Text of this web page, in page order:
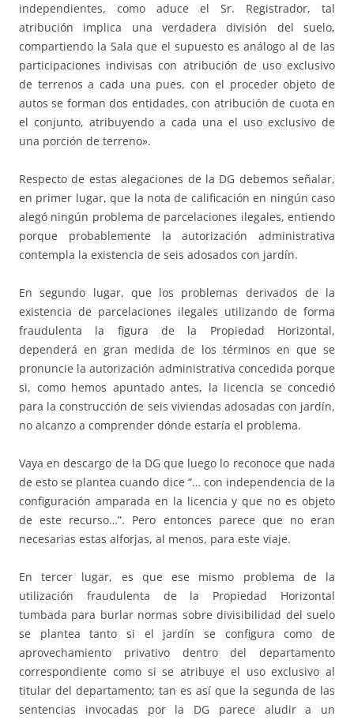
independientes, como aduce el Sr. Registrador, tal
atribución implica una verdadera división del suelo,
compartiendo la Sala que el supuesto es análogo al de las
participaciones indivisas con atribución de uso exclusivo
de terrenos a cada una pues, con el proceder objeto de
autos se forman dos entidades, con atribución de cuota en
el conjunto, atribuyendo a cada una el uso exclusivo de
una porción de terreno».
Respecto de estas alegaciones de la DG debemos señalar,
en primer lugar, que la nota de calificación en ningún caso
alegó ningún problema de parcelaciones ilegales, entiendo
porque probablemente la autorización administrativa
contempla la existencia de seis adosados con jardín.
En segundo lugar, que los problemas derivados de la
existencia de parcelaciones ilegales utilizando de forma
fraudulenta la figura de la Propiedad Horizontal,
dependerá en gran medida de los términos en que se
pronuncie la autorización administrativa concedida porque
si, como hemos apuntado antes, la licencia se concedió
para la construcción de seis viviendas adosadas con jardín,
no alcanzo a comprender dónde estaría el problema.
Vaya en descargo de la DG que luego lo reconoce que nada
de esto se plantea cuando dice “… con independencia de la
configuración amparada en la licencia y que no es objeto
de este recurso…”. Pero entonces parece que no eran
necesarias estas alforjas, al menos, para este viaje.
En tercer lugar, es que ese mismo problema de la
utilización fraudulenta de la Propiedad Horizontal
tumbada para burlar normas sobre divisibilidad del suelo
se plantea tanto si el jardín se configura como de
aprovechamiento privativo dentro del departamento
correspondiente como si se atribuye el uso exclusivo al
titular del departamento; tan es así que la segunda de las
sentencias invocadas por la DG parece aludir a un